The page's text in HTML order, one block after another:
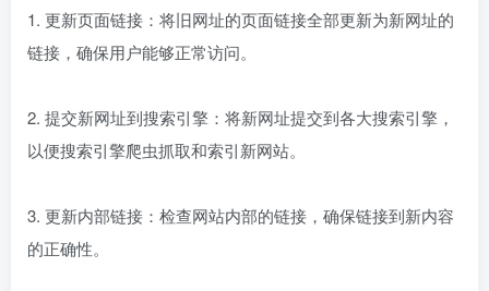
1. 更新页面链接：将旧网址的页面链接全部更新为新网址的
链接，确保用户能够正常访问。
2. 提交新网址到搜索引擎：将新网址提交到各大搜索引擎，
以便搜索引擎爬虫抓取和索引新网站。
3. 更新内部链接：检查网站内部的链接，确保链接到新内容
的正确性。